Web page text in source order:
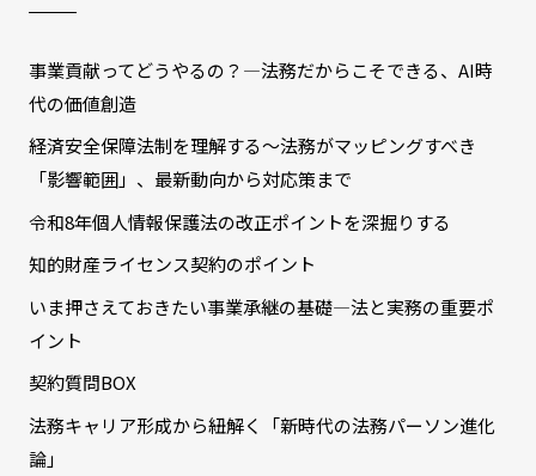
事業貢献ってどうやるの？―法務だからこそできる、AI時
代の価値創造
経済安全保障法制を理解する～法務がマッピングすべき
「影響範囲」、最新動向から対応策まで
令和8年個人情報保護法の改正ポイントを深掘りする
知的財産ライセンス契約のポイント
いま押さえておきたい事業承継の基礎―法と実務の重要ポ
イント
契約質問BOX
法務キャリア形成から紐解く「新時代の法務パーソン進化
論」